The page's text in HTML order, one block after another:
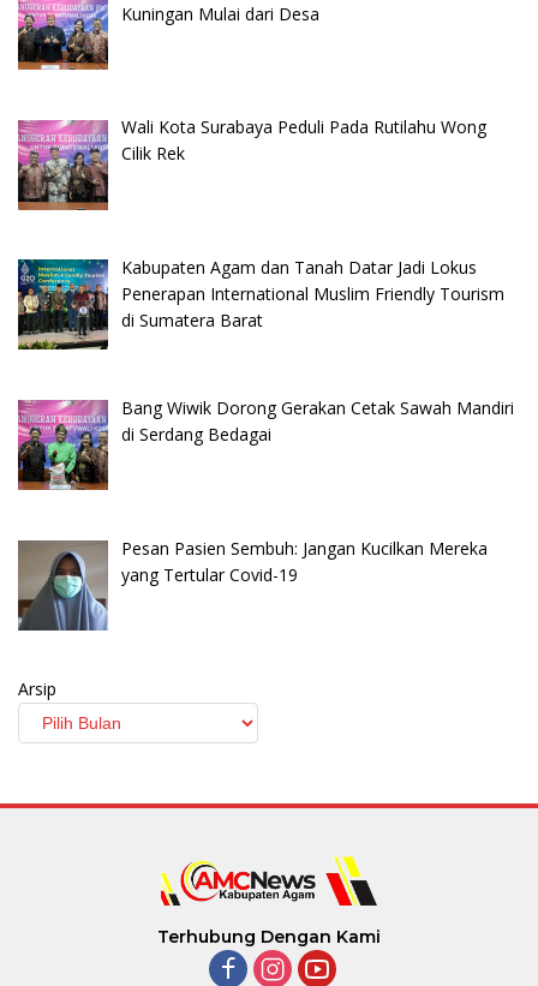
Kuningan Mulai dari Desa
Wali Kota Surabaya Peduli Pada Rutilahu Wong
Cilik Rek
Kabupaten Agam dan Tanah Datar Jadi Lokus
Penerapan International Muslim Friendly Tourism
di Sumatera Barat
Bang Wiwik Dorong Gerakan Cetak Sawah Mandiri
di Serdang Bedagai
Pesan Pasien Sembuh: Jangan Kucilkan Mereka
yang Tertular Covid-19
Arsip
Terhubung Dengan Kami